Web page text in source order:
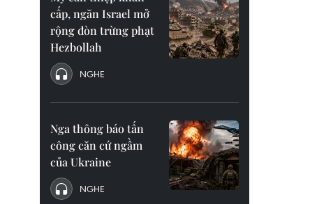
cấp, ngăn Israel mở
rộng đòn trừng phạt
Hezbollah
NGHE
Nga thông báo tấn
công căn cứ ngầm
của Ukraine
NGHE